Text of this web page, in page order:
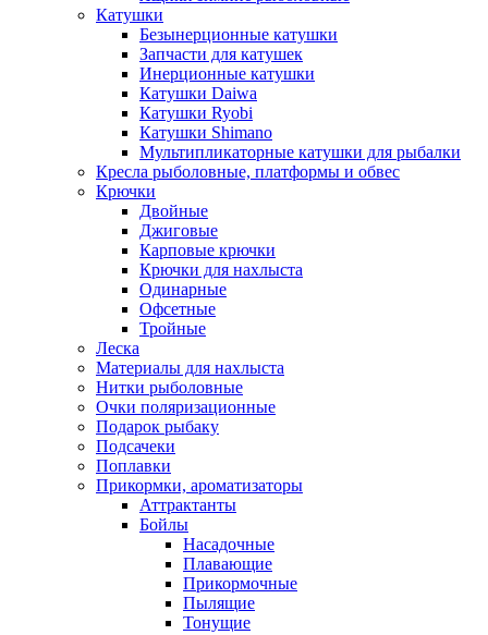
Катушки
Безынерционные катушки
Запчасти для катушек
Инерционные катушки
Катушки Daiwa
Катушки Ryobi
Катушки Shimano
Мультипликаторные катушки для рыбалки
Кресла рыболовные, платформы и обвес
Крючки
Двойные
Джиговые
Карповые крючки
Крючки для нахлыста
Одинарные
Офсетные
Тройные
Леска
Материалы для нахлыста
Нитки рыболовные
Очки поляризационные
Подарок рыбаку
Подсачеки
Поплавки
Прикормки, ароматизаторы
Аттрактанты
Бойлы
Насадочные
Плавающие
Прикормочные
Пылящие
Тонущие